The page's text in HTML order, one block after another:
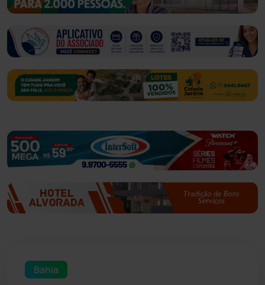
Bahia